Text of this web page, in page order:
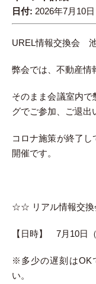
日付: 2026年7月10
UREL情報交換会
弊会では、不動産情
そのまま会議室内
グでご参加、ご退出
コロナ施策が終了
開催です。
☆☆ リアル情報交
【日時】 7月10日
※多少の遅刻はOK
い。